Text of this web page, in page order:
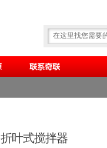
折叶式搅拌器